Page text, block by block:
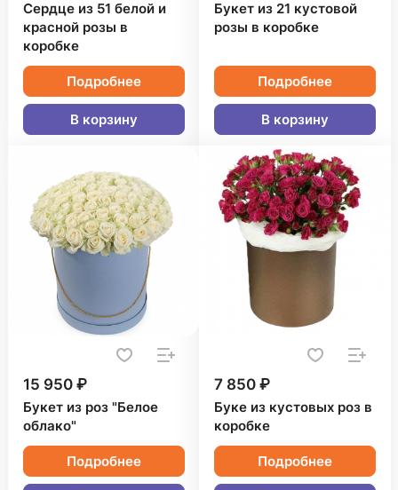
Сердце из 51 белой и
красной розы в
коробке
Подробнее
В корзину
Букет из 21 кустовой
розы в коробке
Подробнее
В корзину
15 950 ₽
Букет из роз "Белое
облако"
Подробнее
7 850 ₽
Буке из кустовых роз в
коробке
Подробнее